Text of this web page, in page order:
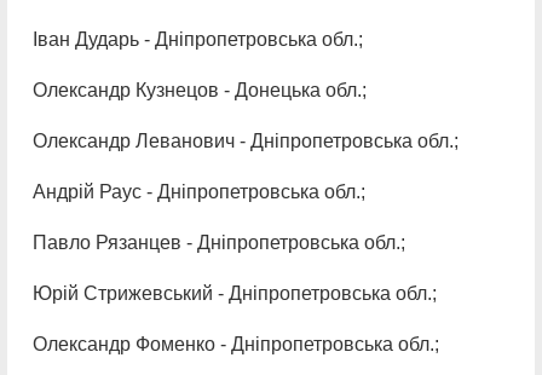
Іван Дударь - Дніпропетровська обл.;
Олександр Кузнецов - Донецька обл.;
Олександр Леванович - Дніпропетровська обл.;
Андрій Раус - Дніпропетровська обл.;
Павло Рязанцев - Дніпропетровська обл.;
Юрій Стрижевський - Дніпропетровська обл.;
Олександр Фоменко - Дніпропетровська обл.;